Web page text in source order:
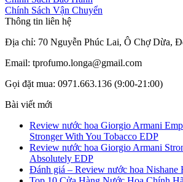
Chính Sách Vận Chuyển
Thông tin liên hệ
Địa chỉ: 70 Nguyễn Phúc Lai, Ô Chợ Dừa,
Email: tprofumo.longa@gmail.com
Gọi đặt mua: 0971.663.136 (9:00-21:00)
Bài viết mới
Review nước hoa Giorgio Armani
Stronger With You Tobacco EDP
Review nước hoa Giorgio Armani
Absolutely EDP
Đánh giá – Review nước hoa Nishane